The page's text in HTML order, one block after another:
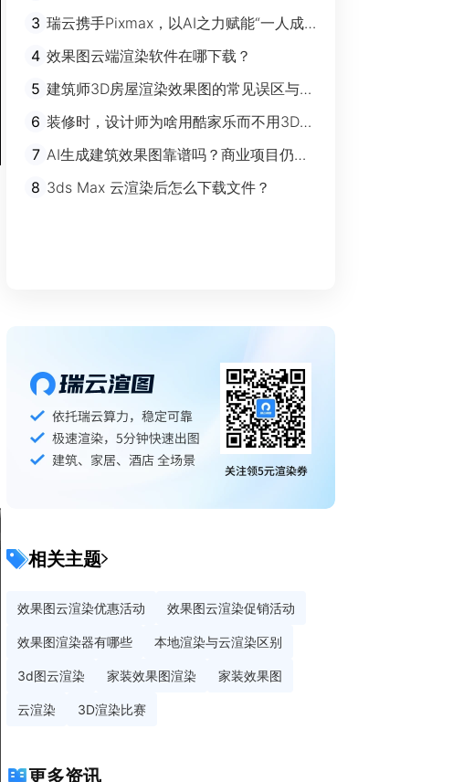
3 瑞云携手Pixmax，以AI之力赋能“一人成
4 效果图云端渲染软件在哪下载？
5 建筑师3D房屋渲染效果图的常见误区与规
避指南
6 装修时，设计师为啥用酷家乐而不用3Ds
max？
7 AI生成建筑效果图靠谱吗？商业项目仍离
不开传统渲染
8 3ds Max 云渲染后怎么下载文件？
相关主题
效果图云渲染优惠活动 效果图云渲染促销活动
效果图渲染器有哪些 本地渲染与云渲染区别
3d图云渲染 家装效果图渲染 家装效果图
云渲染 3D渲染比赛
更多资讯